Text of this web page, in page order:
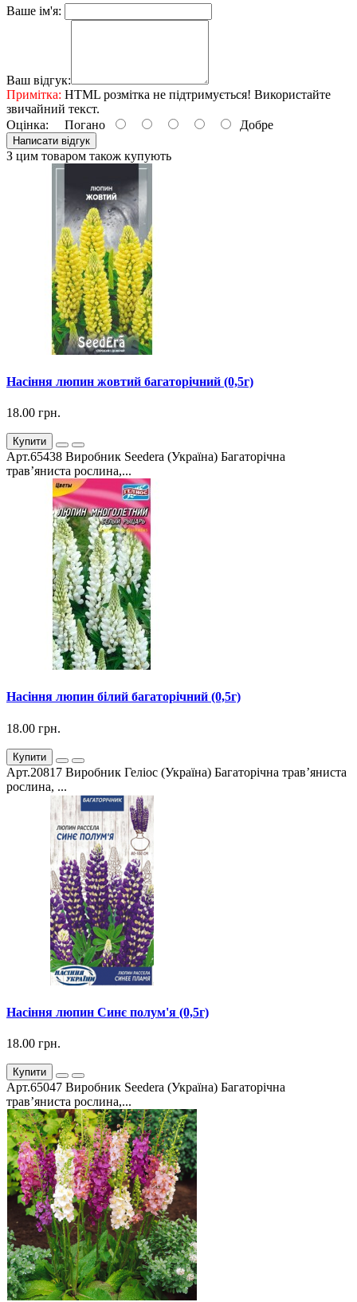
Ваше ім'я:
Ваш відгук:
Примітка: HTML розмітка не підтримується! Використайте
звичайний текст.
Оцінка: Погано Добре
Написати відгук
З цим товаром також купують
Насіння люпин жовтий багаторічний (0,5г)
18.00 грн.
Купити
Арт.65438 Виробник Seedera (Україна) Багаторічна
трав’яниста рослина,...
Насіння люпин білий багаторічний (0,5г)
18.00 грн.
Купити
Арт.20817 Виробник Геліос (Україна) Багаторічна трав’яниста
рослина, ...
Насіння люпин Синє полум'я (0,5г)
18.00 грн.
Купити
Арт.65047 Виробник Seedera (Україна) Багаторічна
трав’яниста рослина,...